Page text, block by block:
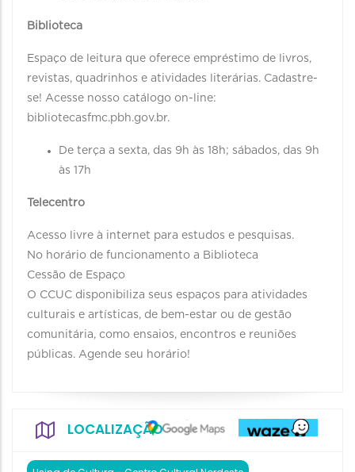
Biblioteca
Espaço de leitura que oferece empréstimo de livros,
revistas, quadrinhos e atividades literárias. Cadastre-
se! Acesse nosso catálogo on-line:
bibliotecasfmc.pbh.gov.br.
De terça a sexta, das 9h às 18h; sábados, das 9h
às 17h
Telecentro
Acesso livre à internet para estudos e pesquisas.
No horário de funcionamento a Biblioteca
Cessão de Espaço
O CCUC disponibiliza seus espaços para atividades
culturais e artísticas, de bem-estar ou de gestão
comunitária, como ensaios, encontros e reuniões
públicas. Agende seu horário!
LOCALIZAÇÃO